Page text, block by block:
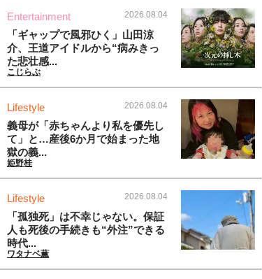
Entertainment 2026.08.04
「ギャップで風邪ひく」山田涼
介、王道アイドルから“病みきっ
た悲壮感...
こじらぶ
Lifestyle 2026.08.04
義母が「赤ちゃんより私を優先し
て」と…産後6か月で始まった地
獄の義...
姫野桂
Lifestyle 2026.08.04
「孤独死」は不幸じゃない。保証
人も死後の手続きも“外注”できる
時代...
ワタナベ薫